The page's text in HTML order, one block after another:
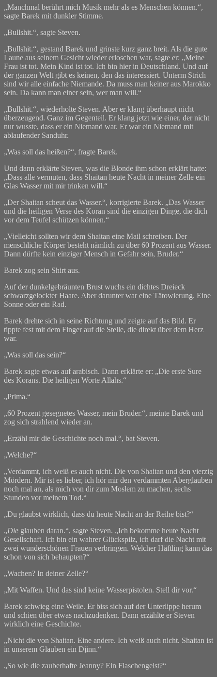
„Manchmal berührt mich Musik mehr als es Menschen können.“,
sagte Barek mit dunkler Stimme.
„Bullshit.“, sagte Steven.
„Bullshit.“, gestand Barek und grinste kurz ganz breit. Als die gute
Laune aus seinem Gesicht wieder erloschen war, sagte er: „Meine
Frau ist tot. Mein Kind ist tot. Ich bin hier in Deutschland. Und auf
der ganzen Welt gibt es keinen, den das interessiert. Unterm Strich
sind wir alle einfache Niemande. Da muss man keiner aus Marokko
sein. Da kann man einer sein, wer man will.“
„Bullshit.“, wiederholte Steven. Aber er klang überhaupt nicht
überzeugend. Ganz im Gegenteil. Er klang jetzt wie einer, der nicht
nur wusste, dass er ein Niemand war. Er war ein Niemand mit
ablaufender Sanduhr.
„Was soll das heißen?“, fragte Barek.
Und dann erklärte Steven, was die Blonde ihm schon erklärt hatte:
„Dass alle vermuten, dass Shaitan heute Nacht in meiner Zelle ein
Glas Wasser mit mir trinken will.“
„Der Shaitan scheut das Wasser.“, korrigierte Barek. „Das Wasser
und die heiligen Verse des Koran sind die einzigen Dinge, die dich
vor dem Teufel schützen können.“
„Vielleicht sollten wir dem Shaitan eine Mail schreiben. Der
menschliche Körper besteht nämlich zu über 60 Prozent aus Wasser.
Dann dürfte kein einziger Mensch in Gefahr sein, Bruder.“
Barek zog sein Shirt aus.
Auf der dunkelgebräunten Brust wuchs ein dichtes Dreieck
schwarzgelockter Haare. Aber darunter war eine Tätowierung. Eine
Sonne oder ein Rad.
Barek drehte sich in seine Richtung und zeigte auf das Bild. Er
tippte fest mit dem Finger auf die Stelle, die direkt über dem Herz
war.
„Was soll das sein?“
Barek sagte etwas auf arabisch. Dann erklärte er: „Die erste Sure
des Korans. Die heiligen Worte Allahs.“
„Prima.“
„60 Prozent gesegnetes Wasser, mein Bruder.“, meinte Barek und
zog sich strahlend wieder an.
„Erzähl mir die Geschichte noch mal.“, bat Steven.
„Welche?“
„Verdammt, ich weiß es auch nicht. Die von Shaitan und den vierzig
Mördern. Mir ist es lieber, ich hör mir den verdammten Aberglauben
noch mal an, als mich von dir zum Moslem zu machen, sechs
Stunden vor meinem Tod.“
„Du glaubst wirklich, dass du heute Nacht an der Reihe bist?“
„Die glauben daran.“, sagte Steven. „Ich bekomme heute Nacht
Gesellschaft. Ich bin ein wahrer Glückspilz, ich darf die Nacht mit
zwei wunderschönen Frauen verbringen. Welcher Häftling kann das
schon von sich behaupten?“
„Wachen? In deiner Zelle?“
„Mit Waffen. Und das sind keine Wasserpistolen. Stell dir vor.“
Barek schwieg eine Weile. Er biss sich auf der Unterlippe herum
und schien über etwas nachzudenken. Dann erzählte er Steven
wirklich eine Geschichte.
„Nicht die von Shaitan. Eine andere. Ich weiß auch nicht. Shaitan ist
in unserem Glauben ein Djinn.“
„So wie die zauberhafte Jeanny? Ein Flaschengeist?“